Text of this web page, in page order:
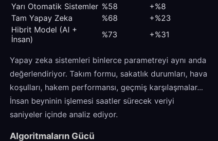
Yarı Otomatik Sistemler %58
+%8
Tam Yapay Zeka
%68
+%23
Hibrit Model (AI +
İnsan)
%73 +%31
Yapay zeka sistemleri binlerce parametreyi aynı anda
değerlendiriyor. Takım formu, sakatlık durumları, hava
koşulları, hakem performansı, geçmiş karşılaşmalar...
İnsan beyninin işlemesi saatler sürecek veriyi
saniyeler içinde analiz ediyor.
Algoritmaların Gücü